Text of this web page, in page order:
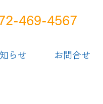
らせ お問合せ
469-4567